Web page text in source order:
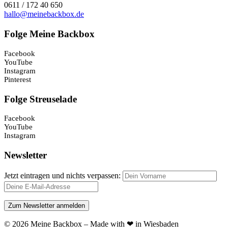
0611 / 172 40 650
hallo@meinebackbox.de
Folge Meine Backbox
Facebook
YouTube
Instagram
Pinterest
Folge Streuselade
Facebook
YouTube
Instagram
Newsletter
Jetzt eintragen und nichts verpassen:
© 2026 Meine Backbox – Made with ❤ in Wiesbaden